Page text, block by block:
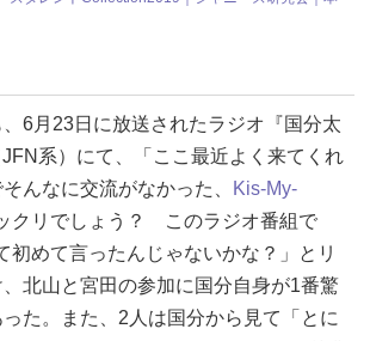
6月23日に放送されたラジオ『国分太
系）にて、「ここ最近よく来てくれ
んなに交流がなかった、
Kis-My-
クリでしょう？ このラジオ番組で
初めて言ったんじゃないかな？」とリ
北山と宮田の参加に国分自身が1番驚
た。また、2人は国分から見て「とに